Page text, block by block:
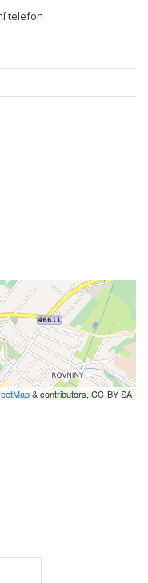
telefon
& contributors, CC-BY-SA